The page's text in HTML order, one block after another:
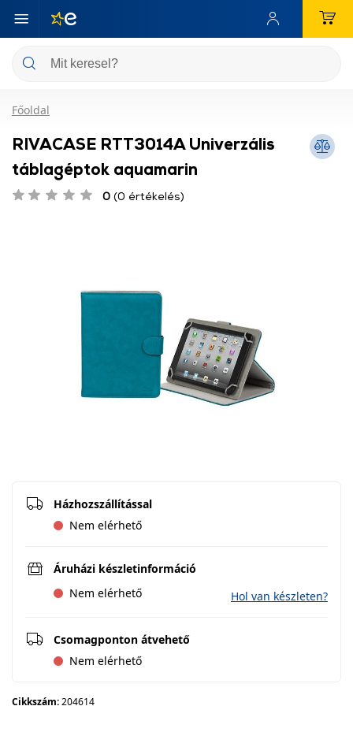
Főoldal
RIVACASE RTT3014A Univerzális
táblagéptok aquamarin
0 (0 értékelés)
Házhozszállítással
Nem elérhető
Áruházi készletinformáció
Nem elérhető
Hol van készleten?
Csomagponton átvehető
Nem elérhető
Cikkszám:204614